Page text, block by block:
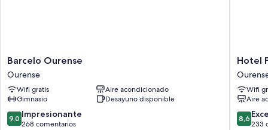
Filtros de té y café reutilizables, reciclaje y bombillas LED
Baños con artículos de higiene personal ecológicos y bañeras
Televisiones de pantalla plana con canales por satélite
Armarios o roperos, productos de limpieza ecológicos y servicio de
limpieza diario
Barcelo
Ourense
Ourense
Barcelo Ourense
Ourense
Wifi gratis
Aire acondicionado
Gimnasio
Desayuno disponible
9.0
sobre
9,0 Impresionante
268 comentarios
Hotel
II
Hotel
Wifi
Aire
8.6
sobre
8,6
233